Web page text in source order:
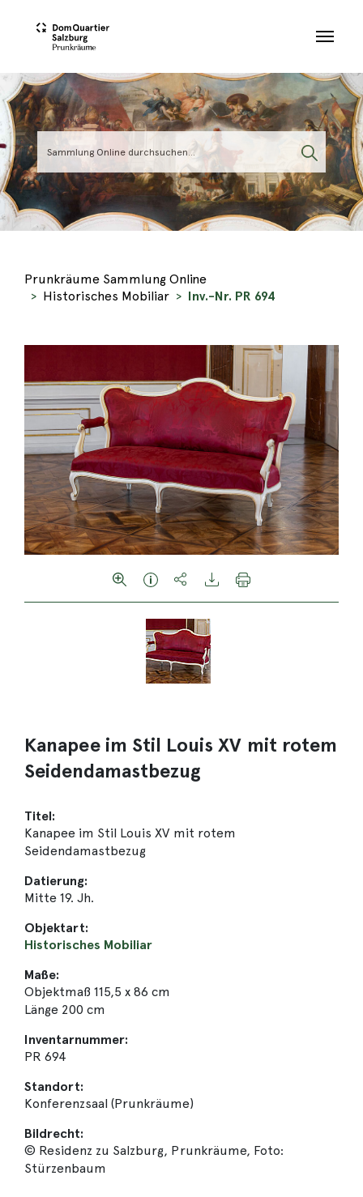
Prunkräume Sammlung Online
Historisches Mobiliar
Inv.-Nr. PR 694
Kanapee im Stil Louis XV mit rotem
Seidendamastbezug
Titel:
Kanapee im Stil Louis XV mit rotem
Seidendamastbezug
Datierung:
Mitte 19. Jh.
Objektart:
Historisches Mobiliar
Maße:
Objektmaß 115,5 x 86 cm
Länge 200 cm
Inventarnummer:
PR 694
Standort:
Konferenzsaal (Prunkräume)
Bildrecht:
© Residenz zu Salzburg, Prunkräume, Foto:
Stürzenbaum